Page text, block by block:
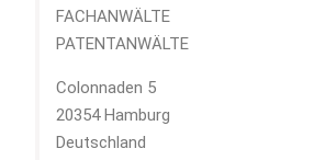
FACHANWÄLTE
PATENTANWÄLTE
Colonnaden 5
20354 Hamburg
Deutschland